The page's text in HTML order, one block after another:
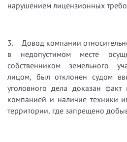
нарушением лицензионных
3. Довод компании
в недопустимом месте
собственником земельного
лицом, был отклонен судом
уголовного дела доказан
компанией и наличие техники
территории, где запрещено